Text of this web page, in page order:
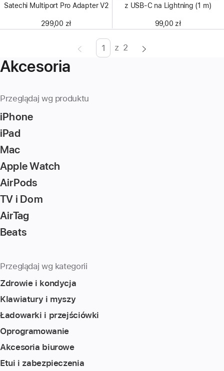
Satechi Multiport Pro Adapter V2
299,00 zł
z USB‑C na Lightning (1 m)
99,00 zł
Strona
Enter
z 2
Akcesoria
Przeglądaj wg produktu
iPhone
iPad
Mac
Apple Watch
AirPods
TV i Dom
AirTag
Beats
Przeglądaj wg kategorii
Zdrowie i kondycja
Klawiatury i myszy
Ładowarki i przejściówki
Oprogramowanie
Akcesoria biurowe
Etui i zabezpieczenia